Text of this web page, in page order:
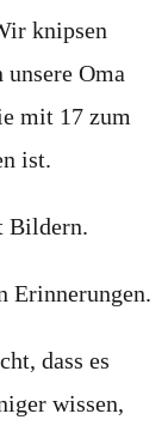
knipsen
unsere Oma
mit 17 zum
ist.
Bildern.
Erinnerungen.
dass es
wissen,